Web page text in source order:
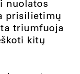
nuolatos
prisilietimų
triumfuoja
kitų